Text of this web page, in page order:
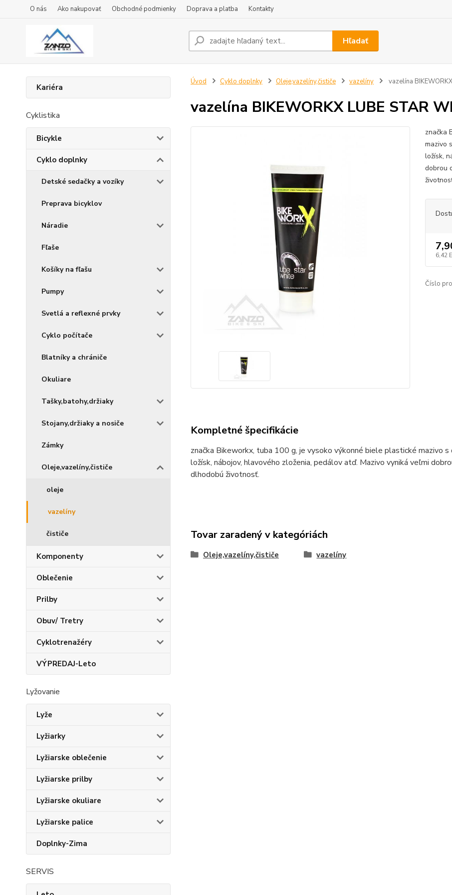
O nás Ako nakupovať Obchodné podmienky Doprava a platba Kontakty
Hľadať
Kariéra
Cyklistika
Bicykle
Cyklo doplnky
Detské sedačky a vozíky
Preprava bicyklov
Náradie
Fľaše
Košíky na fľašu
Pumpy
Svetlá a reflexné prvky
Cyklo počítače
Blatníky a chrániče
Okuliare
Tašky,batohy,držiaky
Stojany,držiaky a nosiče
Zámky
Oleje,vazelíny,čističe
oleje
vazelíny
čističe
Komponenty
Oblečenie
Prilby
Obuv/ Tretry
Cyklotrenažéry
VÝPREDAJ-Leto
Lyžovanie
Lyže
Lyžiarky
Lyžiarske oblečenie
Lyžiarske prilby
Lyžiarske okuliare
Lyžiarske palice
Doplnky-Zima
SERVIS
Úvod Cyklo doplnky Oleje,vazelíny,čističe vazelíny vazelína
vazelína BIKEWORKX LUBE STAR
značka
mazivo
ložísk,
dobrou
6,42
Číslo
Kompletné špecifikácie
značka Bikeworkx, tuba 100 g, je vysoko výkonné biele plastické mazivo
ložísk, nábojov, hlavového zloženia, pedálov atď. Mazivo vyniká veľmi
dlhodobú životnosť.
Tovar zaradený v kategóriách
Oleje,vazelíny,čističe vazelíny